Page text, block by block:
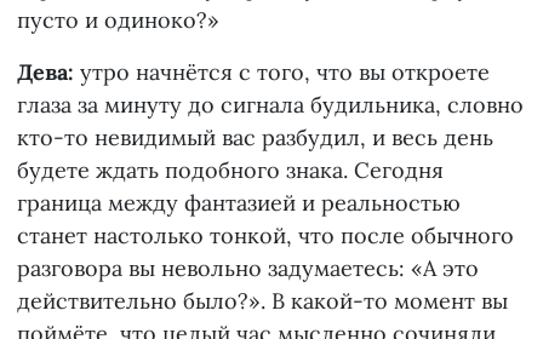
пусто и одиноко?»
Дева: утро начнётся с того, что вы откроете
глаза за минуту до сигнала будильника, словно
кто-то невидимый вас разбудил, и весь день
будете ждать подобного знака. Сегодня
граница между фантазией и реальностью
станет настолько тонкой, что после обычного
разговора вы невольно задумаетесь: «А это
действительно было?». В какой-то момент вы